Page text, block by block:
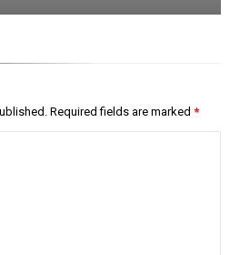
Required fields are marked *